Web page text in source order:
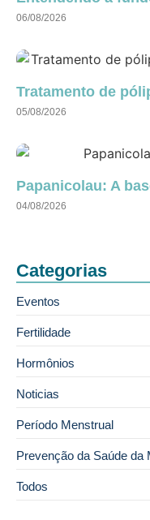
06/08/2026
Tratamento de
05/08/2026
Papanicolau: A
04/08/2026
Categorias
Eventos
Fertilidade
Hormônios
Noticias
Período Menstrual
Prevenção da Saúde da
Todos